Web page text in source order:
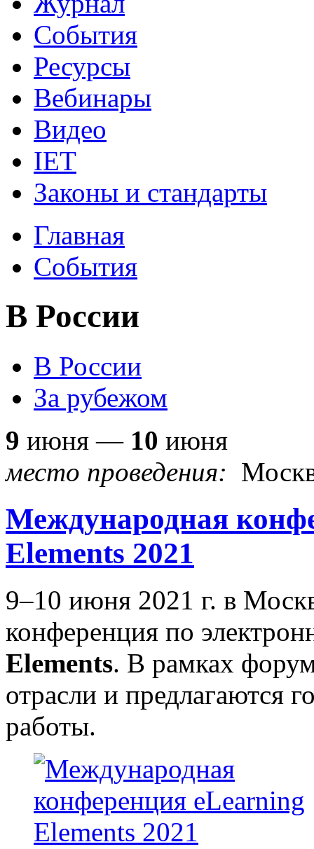
События
Ресурсы
Вебинары
Видео
IET
Законы и стандарты
Главная
События
В России
В России
За рубежом
9 июня — 10 июня
место проведения:
Международная
Elements 2021
9–10 июня 2021 г. в
конференция по
Elements. В рамках
отрасли и предлагаются
работы.